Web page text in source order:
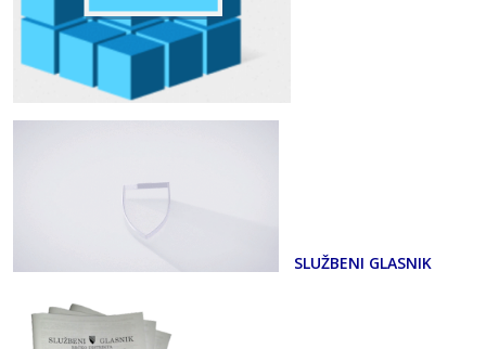
SLUŽBENI GLASNIK